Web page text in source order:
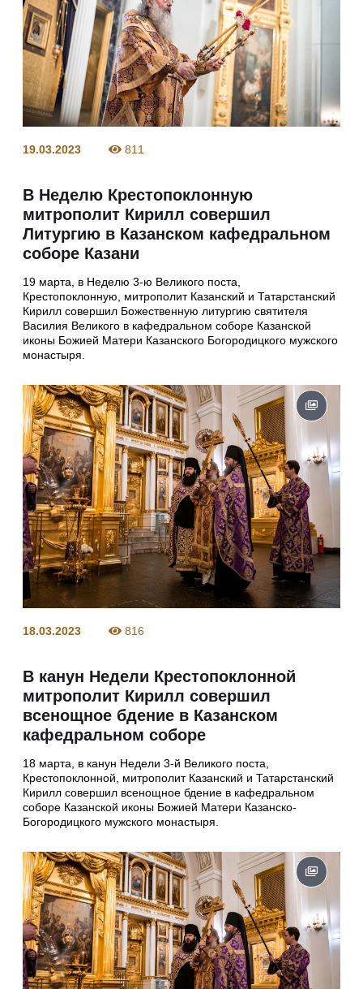
19.03.2023 811
В Неделю Крестопоклонную
митрополит Кирилл совершил
Литургию в Казанском кафедральном
соборе Казани
19 марта, в Неделю 3-ю Великого поста,
Крестопоклонную, митрополит Казанский и Татарстанский
Кирилл совершил Божественную литургию святителя
Василия Великого в кафедральном соборе Казанской
иконы Божией Матери Казанского Богородицкого мужского
монастыря.
18.03.2023 816
В канун Недели Крестопоклонной
митрополит Кирилл совершил
всенощное бдение в Казанском
кафедральном соборе
18 марта, в канун Недели 3-й Великого поста,
Крестопоклонной, митрополит Казанский и Татарстанский
Кирилл совершил всенощное бдение в кафедральном
соборе Казанской иконы Божией Матери Казанско-
Богородицкого мужского монастыря.